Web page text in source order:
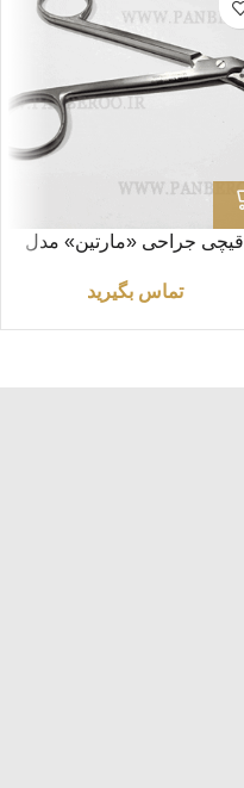
قیچی جراحی «مارتین» مدل
تماس بگیرید